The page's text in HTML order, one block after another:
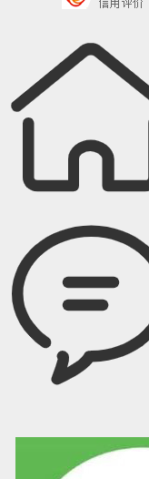
可信网站信用评